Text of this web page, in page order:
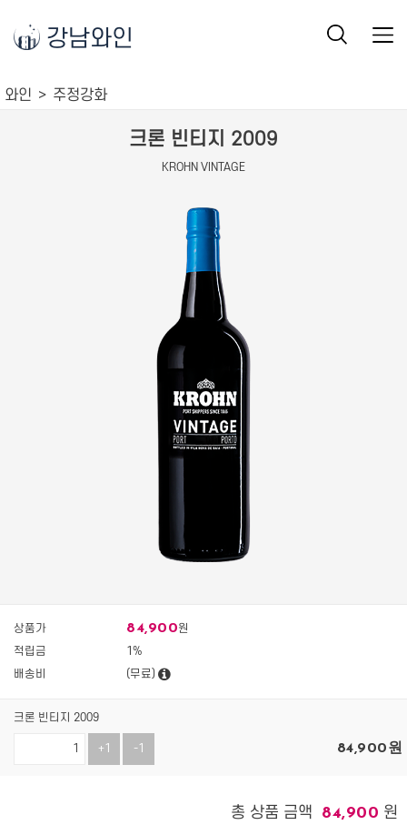
강남와인
와인 주정강화
크론 빈티지 2009
KROHN VINTAGE
상품가 84,900원
적립금
1%
배송비
(무료)
크론 빈티지 2009
+1 -1 84,900원
총 상품 금액 84,900 원